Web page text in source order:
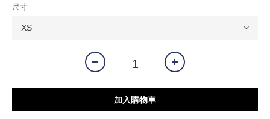
尺寸
加入購物車